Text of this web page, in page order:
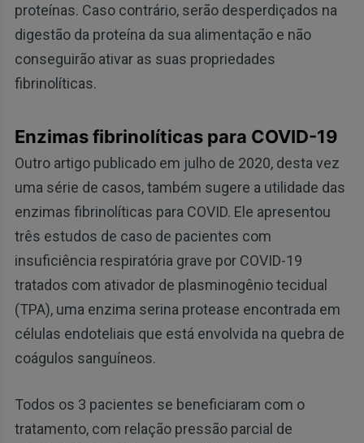
proteínas. Caso contrário, serão desperdiçados na
digestão da proteína da sua alimentação e não
conseguirão ativar as suas propriedades
fibrinolíticas.
Enzimas fibrinolíticas para COVID-19
Outro artigo publicado em julho de 2020, desta vez
uma série de casos, também sugere a utilidade das
enzimas fibrinolíticas para COVID. Ele apresentou
três estudos de caso de pacientes com
insuficiência respiratória grave por COVID-19
tratados com ativador de plasminogênio tecidual
(TPA), uma enzima serina protease encontrada em
células endoteliais que está envolvida na quebra de
coágulos sanguíneos.
Todos os 3 pacientes se beneficiaram com o
tratamento, com relação pressão parcial de